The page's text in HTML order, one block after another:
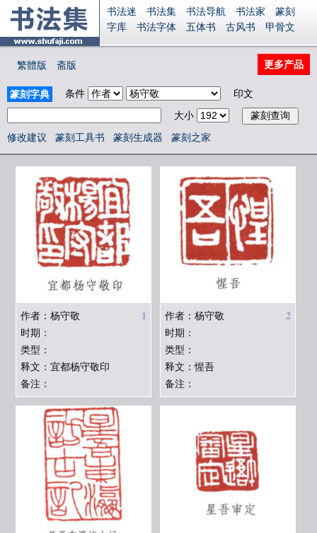
书法迷 书法集 书法导航 书法家
篆刻
字库
书法字体 五体书 古风书
甲骨文
書法视频
字源
国学
古籍
中医 象棋 游戏 电子书
字体下载
免费字体 中文字体
英文字体
Ai矢量
P图宝 南无阿弥陀佛
安全网站
显广告 捐赠 繁體版 登录
繁體版 斋版 更多产品
篆刻字典 条件
印文
大小
修改建议
篆刻工具书 篆刻生成器 篆刻之家
1
作者：杨守敬
时期：
类型：
释文：宜都杨守敬印
备注：
2
作者：杨守敬
时期：
类型：
释文：惺吾
备注：